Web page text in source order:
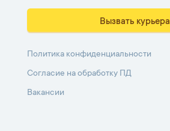
Вызвать курьера
Политика конфиденциальности
Согласие на обработку ПД
Вакансии